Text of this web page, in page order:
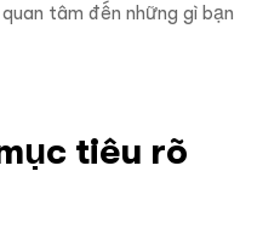
tâm đến những gì bạn
tiêu rõ